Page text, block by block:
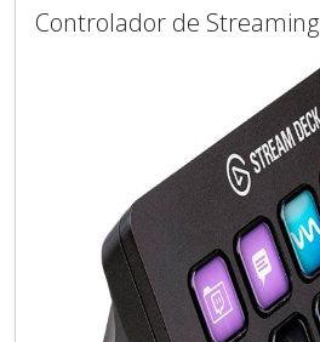
Controlador de Streaming